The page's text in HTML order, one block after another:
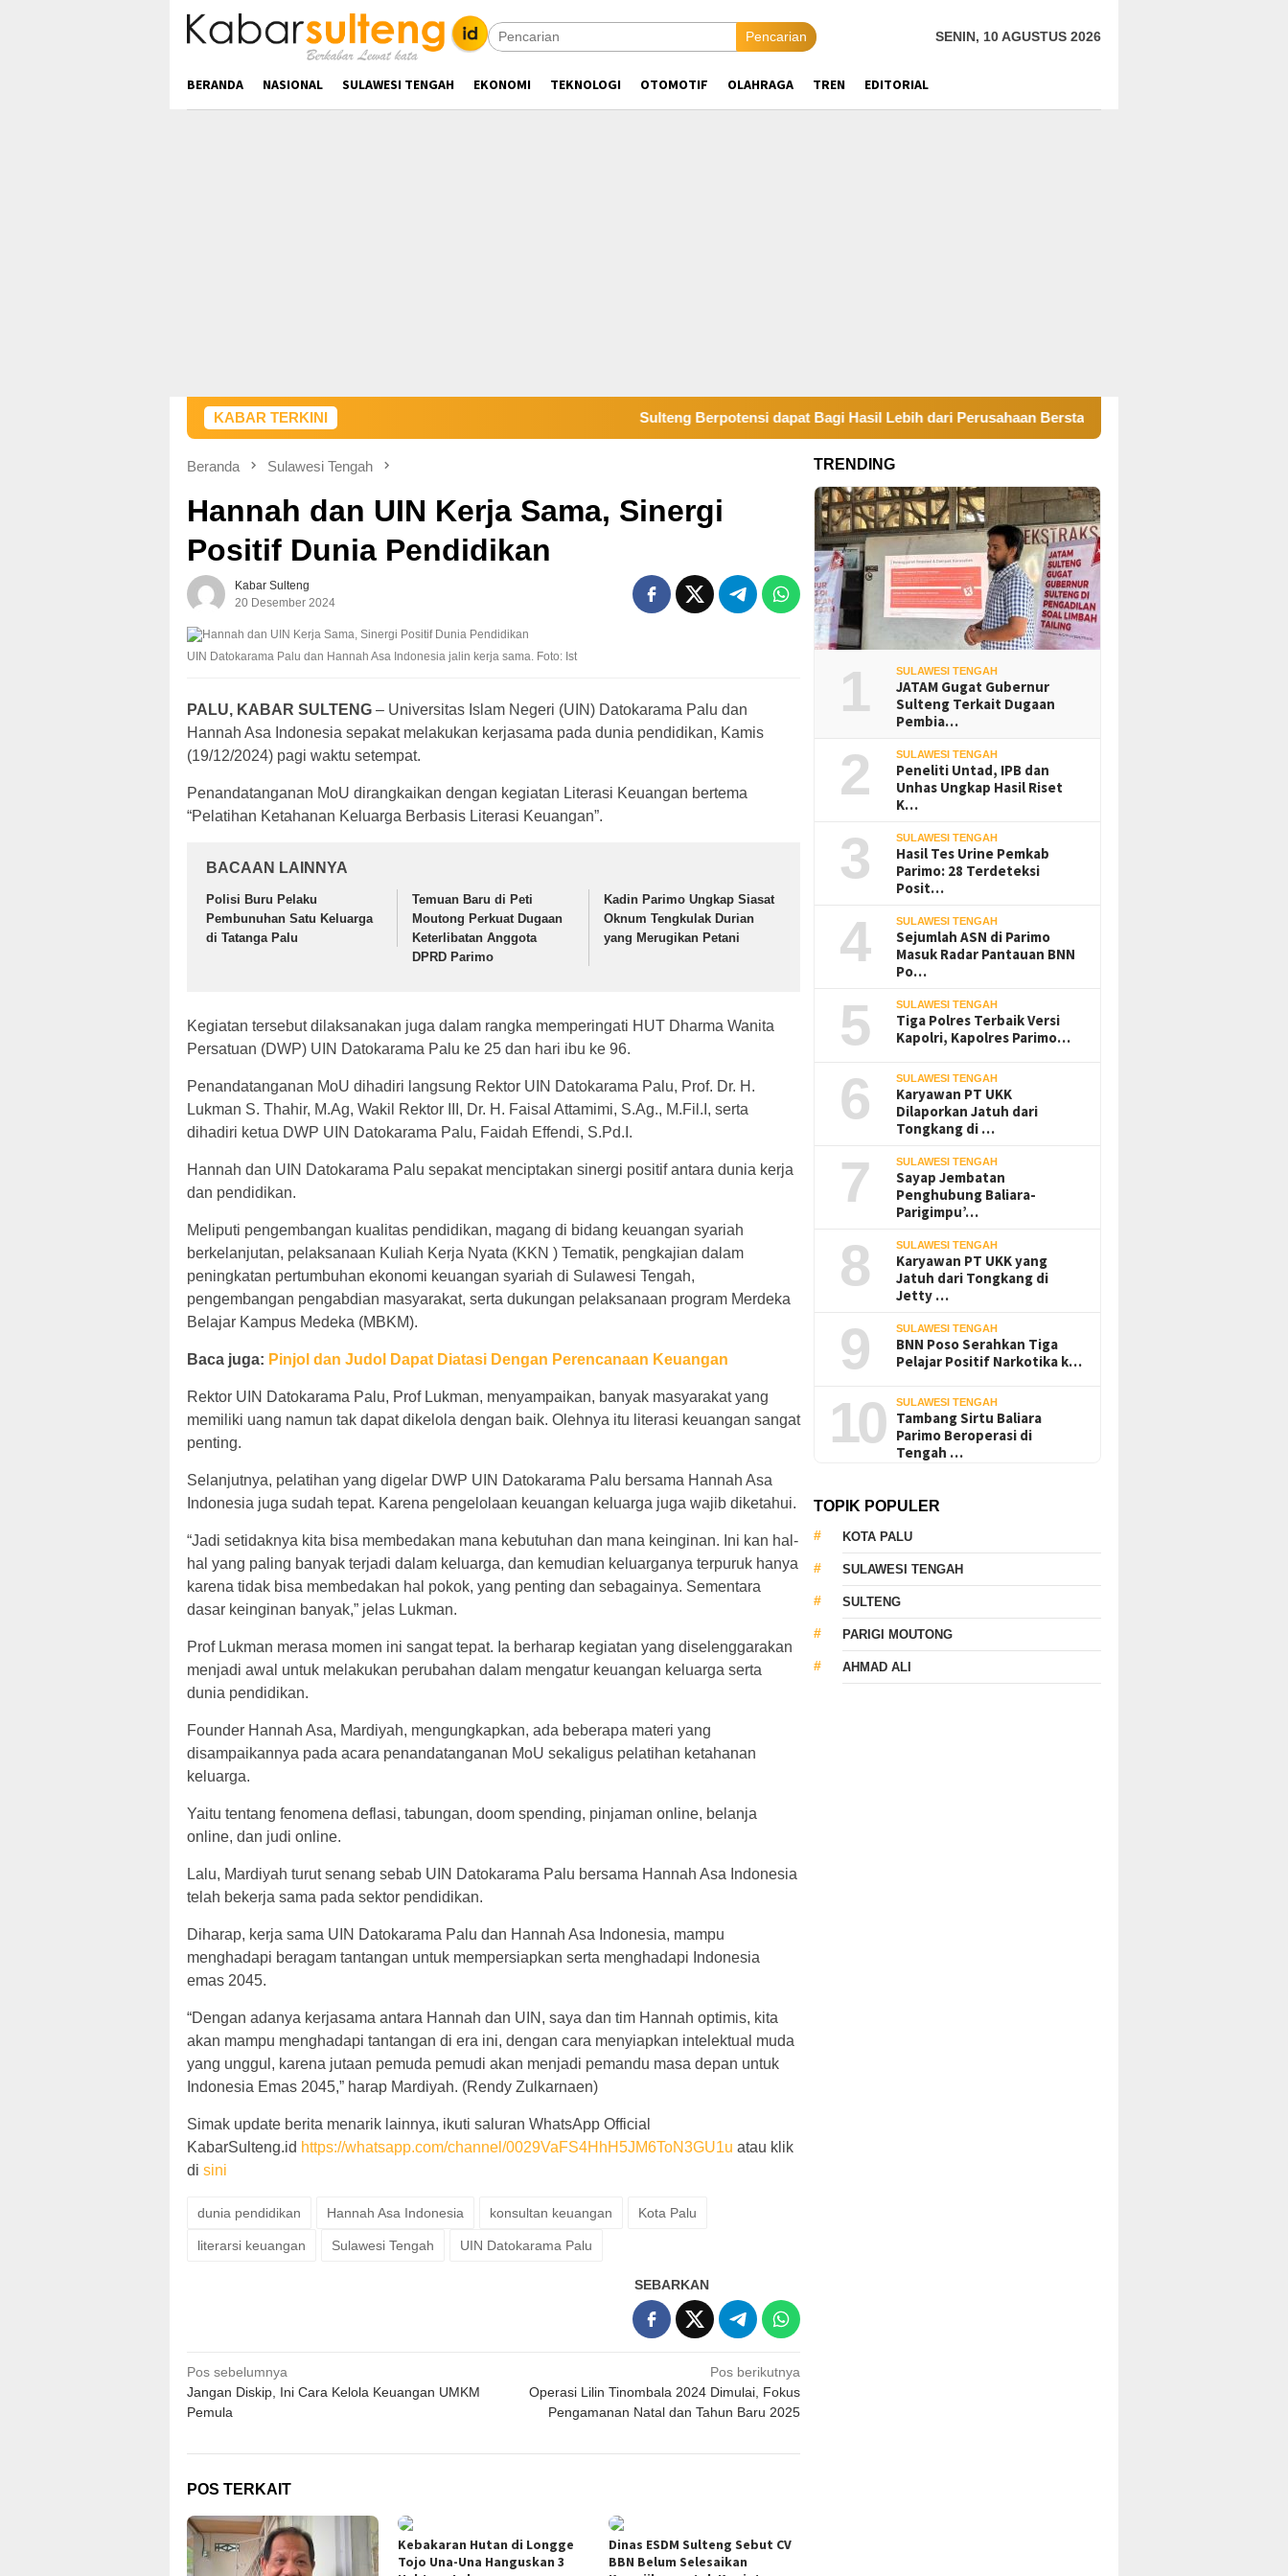
Pencarian SENIN, 10 AGUSTUS 2026
BERANDA NASIONAL SULAWESI TENGAH EKONOMI TEKNOLOGI OTOMOTIF OLAHRAGA TREN EDITORIAL
KABAR TERKINI Sulteng Berpotensi dapat Bagi Hasil Lebih dari Perusahaan Berstatus IUPK
Beranda Sulawesi Tengah
Hannah dan UIN Kerja Sama, Sinergi
Positif Dunia Pendidikan
Kabar Sulteng
20 Desember 2024
UIN Datokarama Palu dan Hannah Asa Indonesia jalin kerja sama. Foto: Ist
PALU, KABAR SULTENG – Universitas Islam Negeri (UIN) Datokarama Palu dan
Hannah Asa Indonesia sepakat melakukan kerjasama pada dunia pendidikan, Kamis
(19/12/2024) pagi waktu setempat.
Penandatanganan MoU dirangkaikan dengan kegiatan Literasi Keuangan bertema
“Pelatihan Ketahanan Keluarga Berbasis Literasi Keuangan”.
BACAAN LAINNYA
Polisi Buru Pelaku
Pembunuhan Satu Keluarga
di Tatanga Palu
Temuan Baru di Peti
Moutong Perkuat Dugaan
Keterlibatan Anggota
DPRD Parimo
Kadin Parimo Ungkap Siasat
Oknum Tengkulak Durian
yang Merugikan Petani
Kegiatan tersebut dilaksanakan juga dalam rangka memperingati HUT Dharma Wanita
Persatuan (DWP) UIN Datokarama Palu ke 25 dan hari ibu ke 96.
Penandatanganan MoU dihadiri langsung Rektor UIN Datokarama Palu, Prof. Dr. H.
Lukman S. Thahir, M.Ag, Wakil Rektor III, Dr. H. Faisal Attamimi, S.Ag., M.Fil.I, serta
dihadiri ketua DWP UIN Datokarama Palu, Faidah Effendi, S.Pd.I.
Hannah dan UIN Datokarama Palu sepakat menciptakan sinergi positif antara dunia kerja
dan pendidikan.
Meliputi pengembangan kualitas pendidikan, magang di bidang keuangan syariah
berkelanjutan, pelaksanaan Kuliah Kerja Nyata (KKN ) Tematik, pengkajian dalam
peningkatan pertumbuhan ekonomi keuangan syariah di Sulawesi Tengah,
pengembangan pengabdian masyarakat, serta dukungan pelaksanaan program Merdeka
Belajar Kampus Medeka (MBKM).
Baca juga: Pinjol dan Judol Dapat Diatasi Dengan Perencanaan Keuangan
Rektor UIN Datokarama Palu, Prof Lukman, menyampaikan, banyak masyarakat yang
memiliki uang namun tak dapat dikelola dengan baik. Olehnya itu literasi keuangan sangat
penting.
Selanjutnya, pelatihan yang digelar DWP UIN Datokarama Palu bersama Hannah Asa
Indonesia juga sudah tepat. Karena pengelolaan keuangan keluarga juga wajib diketahui.
“Jadi setidaknya kita bisa membedakan mana kebutuhan dan mana keinginan. Ini kan hal-
hal yang paling banyak terjadi dalam keluarga, dan kemudian keluarganya terpuruk hanya
karena tidak bisa membedakan hal pokok, yang penting dan sebagainya. Sementara
dasar keinginan banyak,” jelas Lukman.
Prof Lukman merasa momen ini sangat tepat. Ia berharap kegiatan yang diselenggarakan
menjadi awal untuk melakukan perubahan dalam mengatur keuangan keluarga serta
dunia pendidikan.
Founder Hannah Asa, Mardiyah, mengungkapkan, ada beberapa materi yang
disampaikannya pada acara penandatanganan MoU sekaligus pelatihan ketahanan
keluarga.
Yaitu tentang fenomena deflasi, tabungan, doom spending, pinjaman online, belanja
online, dan judi online.
Lalu, Mardiyah turut senang sebab UIN Datokarama Palu bersama Hannah Asa Indonesia
telah bekerja sama pada sektor pendidikan.
Diharap, kerja sama UIN Datokarama Palu dan Hannah Asa Indonesia, mampu
menghadapi beragam tantangan untuk mempersiapkan serta menghadapi Indonesia
emas 2045.
“Dengan adanya kerjasama antara Hannah dan UIN, saya dan tim Hannah optimis, kita
akan mampu menghadapi tantangan di era ini, dengan cara menyiapkan intelektual muda
yang unggul, karena jutaan pemuda pemudi akan menjadi pemandu masa depan untuk
Indonesia Emas 2045,” harap Mardiyah. (Rendy Zulkarnaen)
Simak update berita menarik lainnya, ikuti saluran WhatsApp Official
KabarSulteng.id https://whatsapp.com/channel/0029VaFS4HhH5JM6ToN3GU1u atau klik
di sini
dunia pendidikan Hannah Asa Indonesia konsultan keuangan Kota Palu
literarsi keuangan Sulawesi Tengah UIN Datokarama Palu
SEBARKAN
Navigasi
pos
Pos sebelumnya
Jangan Diskip, Ini Cara Kelola Keuangan UMKM
Pemula
Pos berikutnya
Operasi Lilin Tinombala 2024 Dimulai, Fokus
Pengamanan Natal dan Tahun Baru 2025
POS TERKAIT
Kebakaran Hutan di Longge
Tojo Una-Una Hanguskan 3
Dinas ESDM Sulteng Sebut CV
BBN Belum Selesaikan
TRENDING
1 SULAWESI TENGAH
JATAM Gugat Gubernur
Sulteng Terkait Dugaan
Pembia…
2 SULAWESI TENGAH
Peneliti Untad, IPB dan
Unhas Ungkap Hasil Riset
K…
3 SULAWESI TENGAH
Hasil Tes Urine Pemkab
Parimo: 28 Terdeteksi
Posit…
4 SULAWESI TENGAH
Sejumlah ASN di Parimo
Masuk Radar Pantauan BNN
Po…
5 SULAWESI TENGAH
Tiga Polres Terbaik Versi
Kapolri, Kapolres Parimo…
6 SULAWESI TENGAH
Karyawan PT UKK
Dilaporkan Jatuh dari
Tongkang di …
7 SULAWESI TENGAH
Sayap Jembatan
Penghubung Baliara-
Parigimpu’…
8 SULAWESI TENGAH
Karyawan PT UKK yang
Jatuh dari Tongkang di
Jetty …
9 SULAWESI TENGAH
BNN Poso Serahkan Tiga
Pelajar Positif Narkotika k…
10 SULAWESI TENGAH
Tambang Sirtu Baliara
Parimo Beroperasi di
Tengah …
TOPIK POPULER
KOTA PALU
SULAWESI TENGAH
SULTENG
PARIGI MOUTONG
AHMAD ALI